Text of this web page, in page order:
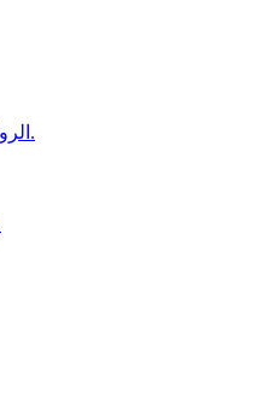
الروائي جابر محمد مدخلي: أحضر داخل رواياتي بحذر، والثقافة قوتنا الناعمة لمخاطبة العالم.